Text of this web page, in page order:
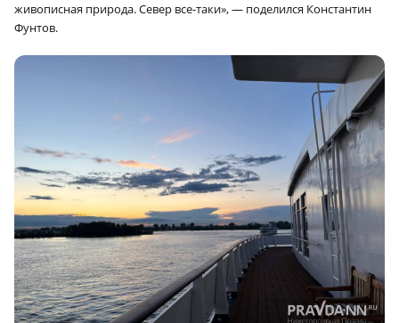
живописная природа. Север все-таки», — поделился Константин
Фунтов.